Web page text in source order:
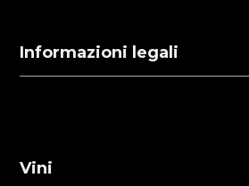
Informazioni legali
Vini